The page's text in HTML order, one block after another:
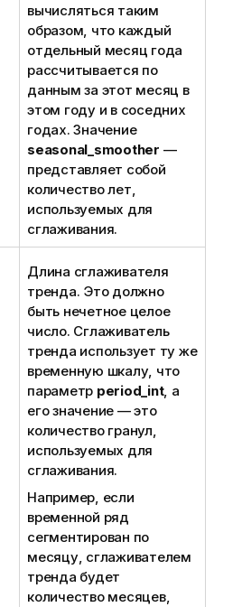
вычисляться таким
образом, что каждый
отдельный месяц года
рассчитывается по
данным за этот месяц в
этом году и в соседних
годах. Значение
seasonal_smoother —
представляет собой
количество лет,
используемых для
сглаживания.
Длина сглаживателя
тренда. Это должно
быть нечетное целое
число. Сглаживатель
тренда использует ту же
временную шкалу, что
параметр period_int, а
его значение — это
количество гранул,
используемых для
сглаживания.
Например, если
временной ряд
сегментирован по
месяцу, сглаживателем
тренда будет
количество месяцев,